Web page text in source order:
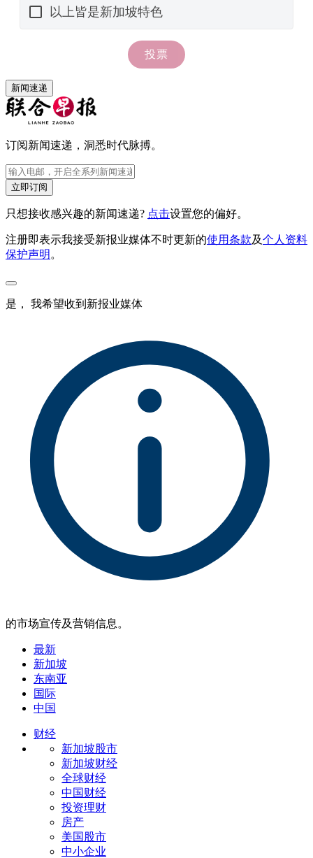
新闻速递
订阅新闻速递，洞悉时代脉搏。
立即订阅
只想接收感兴趣的新闻速递? 点击设置您的偏好。
注册即表示我接受新报业媒体不时更新的使用条款及个人资料
保护声明 。
是， 我希望收到新报业媒体
的市场宣传及营销信息。
最新
新加坡
东南亚
国际
中国
财经
新加坡股市
新加坡财经
全球财经
中国财经
投资理财
房产
美国股市
中小企业